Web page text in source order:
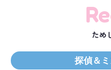
ため
探偵＆